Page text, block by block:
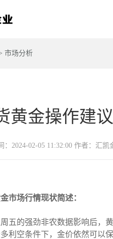
市场分析
黄金操作建
：2024-02-05 11:32:00 作者：汇凯
市场行情现状简述：
五的强劲非农数据影响后，
利空条件下，金价依然可以